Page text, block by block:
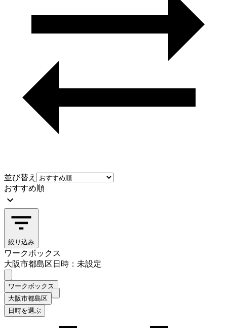
並び替え
おすすめ順
絞り込み
ワークボックス
大阪市都島区日時：未設定
ワークボックス
大阪市都島区
日時を選ぶ